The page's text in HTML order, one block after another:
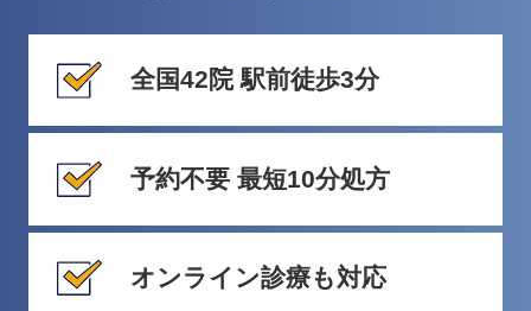
全国42院 駅前徒歩3分
予約不要 最短10分処方
オンライン診療も対応